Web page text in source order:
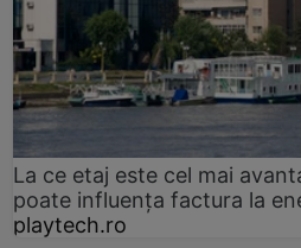
La ce etaj este cel mai
poate influența factura la
playtech.ro